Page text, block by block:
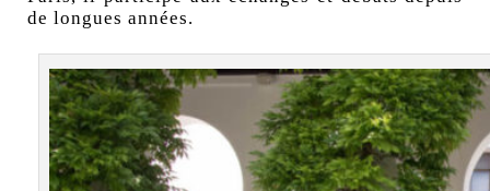
de longues années.